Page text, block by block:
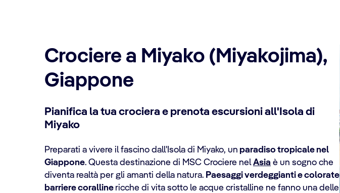
Crociere a Miyako (Miyakojima),
Giappone
Pianifica la tua crociera e prenota escursioni all'Isola di
Miyako
Preparati a vivere il fascino dall'Isola di Miyako, un paradiso tropicale nel
Giappone. Questa destinazione di MSC Crociere nelAsia è un sogno che
diventa realtà per gli amanti della natura. Paesaggi verdeggianti e colorate
barriere coralline ricche di vita sotto le acque cristalline ne fanno una delle